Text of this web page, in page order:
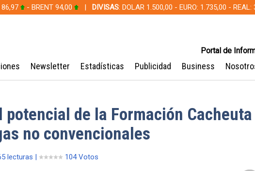
- BRENT 94,00 | DIVISAS: DOLAR 1.500,00 - EURO: 1.735,00 -
Portal de
Newsletter Estadísticas Publicidad Business
potencial de la Formación
no convencionales
lecturas | 104 Votos